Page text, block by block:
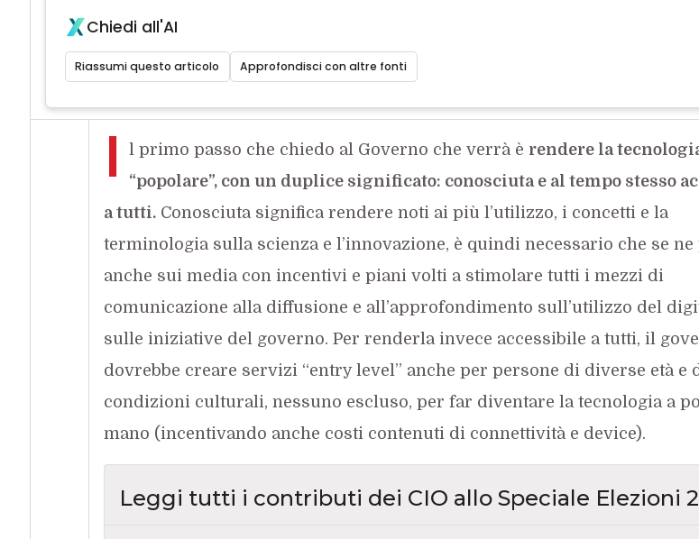
Chiedi all'AI
Riassumi questo articolo Approfondisci con altre fonti
I l primo passo che chiedo al Governo che verrà è rendere la
“popolare”, con un duplice significato: conosciuta e al tempo stesso
a tutti.Conosciuta significa rendere noti ai più l’utilizzo, i concetti e la
terminologia sulla scienza e l’innovazione, è quindi necessario che se
anche sui media con incentivi e piani volti a stimolare tutti i mezzi di
comunicazione alla diffusione e all’approfondimento sull’utilizzo del
sulle iniziative del governo. Per renderla invece accessibile a tutti, il
dovrebbe creare servizi “entry level” anche per persone di diverse età e
condizioni culturali, nessuno escluso, per far diventare la tecnologia a
mano (incentivando anche costi contenuti di connettività e device).
Leggi tutti i contributi dei CIO allo Speciale Elezioni